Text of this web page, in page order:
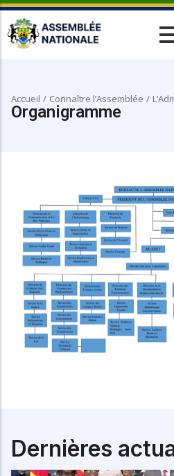
Organes
Travaux
parlementaires
Phototèque
Accueil / Connaître l’Assemblée /
Organigramme
Dernières